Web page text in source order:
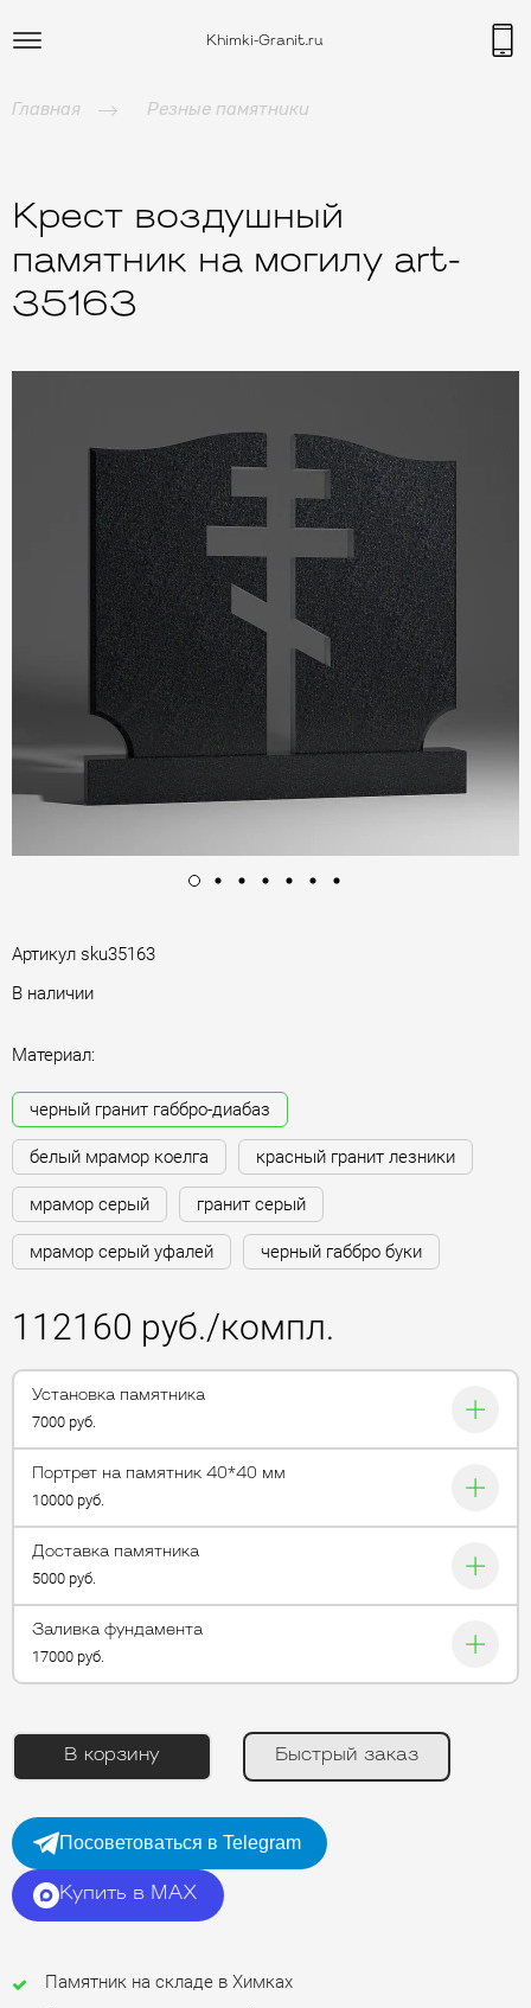
Khimki-Granit.ru
Главная Резные памятники
Крест воздушный
памятник на могилу art-
35163
Артикул sku35163
В наличии
Материал:
черный гранит габбро-диабаз
белый мрамор коелга красный гранит лезники
мрамор серый гранит серый
мрамор серый уфалей черный габбро буки
112160 руб./компл.
Установка памятника
7000 руб.
Портрет на памятник 40*40 мм
10000 руб.
Доставка памятника
5000 руб.
Заливка фундамента
17000 руб.
В корзину Быстрый заказ
Посоветоваться в Telegram
Купить в MAX
Памятник на складе в Химках